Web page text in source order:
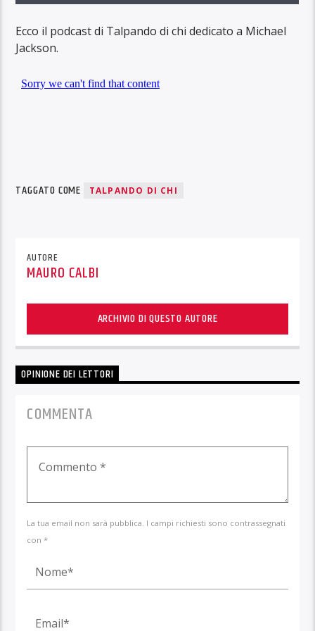
Ecco il podcast di Talpando di chi dedicato a Michael
Jackson.
TAGGATO COME TALPANDO DI CHI
AUTORE
MAURO CALBI
ARCHIVIO DI QUESTO AUTORE
OPINIONE DEI LETTORI
COMMENTA
La tua email non sarà pubblica. I campi richiesti sono contrassegnati
con *